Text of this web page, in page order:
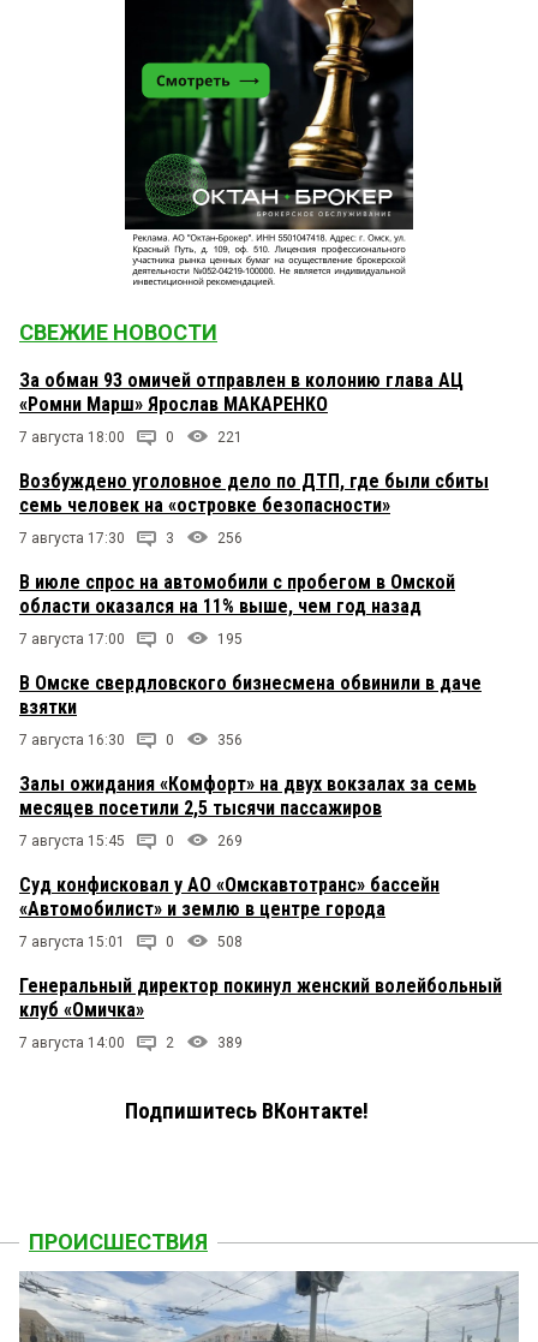
СВЕЖИЕ НОВОСТИ
За обман 93 омичей отправлен в колонию глава АЦ
«Ромни Марш» Ярослав МАКАРЕНКО
7 августа 18:00 0 221
Возбуждено уголовное дело по ДТП, где были сбиты
семь человек на «островке безопасности»
7 августа 17:30 3 256
В июле спрос на автомобили с пробегом в Омской
области оказался на 11% выше, чем год назад
7 августа 17:00 0 195
В Омске свердловского бизнесмена обвинили в даче
взятки
7 августа 16:30 0 356
Залы ожидания «Комфорт» на двух вокзалах за семь
месяцев посетили 2,5 тысячи пассажиров
7 августа 15:45 0 269
Суд конфисковал у АО «Омскавтотранс» бассейн
«Автомобилист» и землю в центре города
7 августа 15:01 0 508
Генеральный директор покинул женский волейбольный
клуб «Омичка»
7 августа 14:00 2 389
Подпишитесь ВКонтакте!
ПРОИСШЕСТВИЯ